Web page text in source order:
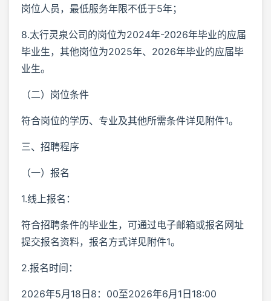
岗位人员，最低服务年限不低于5年；
8.太行灵泉公司的岗位为2024年-2026年毕业的应届
毕业生，其他岗位为2025年、2026年毕业的应届毕
业生。
（二）岗位条件
符合岗位的学历、专业及其他所需条件详见附件1。
三、招聘程序
（一）报名
1.线上报名：
符合招聘条件的毕业生，可通过电子邮箱或报名网址
提交报名资料，报名方式详见附件1。
2.报名时间：
2026年5月18日8：00至2026年6月1日18:00